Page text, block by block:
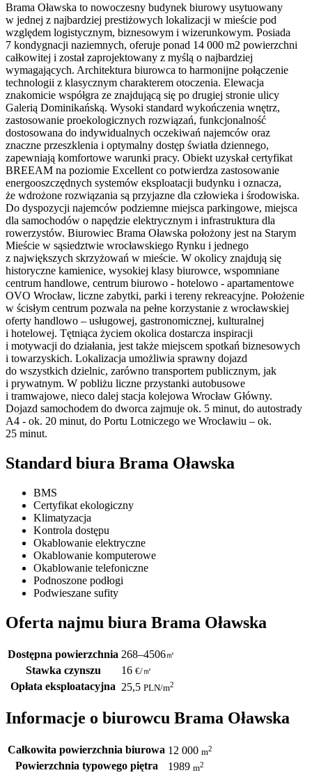
Brama Oławska to nowoczesny budynek biurowy usytuowany
w jednej z najbardziej prestiżowych lokalizacji w mieście pod
względem logistycznym, biznesowym i wizerunkowym. Posiada
7 kondygnacji naziemnych, oferuje ponad 14 000 m2 powierzchni
całkowitej i został zaprojektowany z myślą o najbardziej
wymagających. Architektura biurowca to harmonijne połączenie
technologii z klasycznym charakterem otoczenia. Elewacja
znakomicie współgra ze znajdującą się po drugiej stronie ulicy
Galerią Dominikańską. Wysoki standard wykończenia wnętrz,
zastosowanie proekologicznych rozwiązań, funkcjonalność
dostosowana do indywidualnych oczekiwań najemców oraz
znaczne przeszklenia i optymalny dostęp światła dziennego,
zapewniają komfortowe warunki pracy. Obiekt uzyskał certyfikat
BREEAM na poziomie Excellent co potwierdza zastosowanie
energooszczędnych systemów eksploatacji budynku i oznacza,
że wdrożone rozwiązania są przyjazne dla człowieka i środowiska.
Do dyspozycji najemców podziemne miejsca parkingowe, miejsca
dla samochodów o napędzie elektrycznym i infrastruktura dla
rowerzystów. Biurowiec Brama Oławska położony jest na Starym
Mieście w sąsiedztwie wrocławskiego Rynku i jednego
z największych skrzyżowań w mieście. W okolicy znajdują się
historyczne kamienice, wysokiej klasy biurowce, wspomniane
centrum handlowe, centrum biurowo - hotelowo - apartamentowe
OVO Wrocław, liczne zabytki, parki i tereny rekreacyjne. Położenie
w ścisłym centrum pozwala na pełne korzystanie z wrocławskiej
oferty handlowo – usługowej, gastronomicznej, kulturalnej
i hotelowej. Tętniąca życiem okolica dostarcza inspiracji
i motywacji do działania, jest także miejscem spotkań biznesowych
i towarzyskich. Lokalizacja umożliwia sprawny dojazd
do wszystkich dzielnic, zarówno transportem publicznym, jak
i prywatnym. W pobliżu liczne przystanki autobusowe
i tramwajowe, nieco dalej stacja kolejowa Wrocław Główny.
Dojazd samochodem do dworca zajmuje ok. 5 minut, do autostrady
A4 - ok. 20 minut, do Portu Lotniczego we Wrocławiu – ok.
25 minut.
Standard biura Brama Oławska
BMS
Certyfikat ekologiczny
Klimatyzacja
Kontrola dostępu
Okablowanie elektryczne
Okablowanie komputerowe
Okablowanie telefoniczne
Podnoszone podłogi
Podwieszane sufity
Oferta najmu biura Brama Oławska
Dostępna powierzchnia 268–4506㎡
Stawka czynszu 16 €/㎡
Opłata eksploatacyjna 25,5 PLN/m2
Informacje o biurowcu Brama Oławska
Całkowita powierzchnia biurowa 12 000 m2
Powierzchnia typowego piętra 1989 m2